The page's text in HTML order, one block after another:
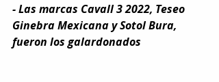
- Las marcas Cavall 3 2022, Teseo
Ginebra Mexicana y Sotol Bura,
fueron los galardonados